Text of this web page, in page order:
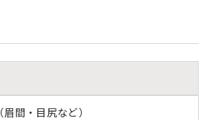
間・目尻など）